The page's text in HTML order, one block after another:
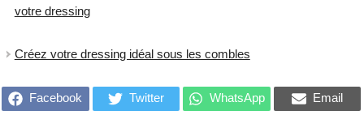
votre dressing
Créez votre dressing idéal sous les combles
Facebook Twitter WhatsApp Email